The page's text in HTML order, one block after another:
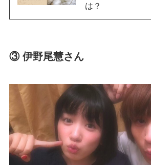
は？
③ 伊野尾慧さん